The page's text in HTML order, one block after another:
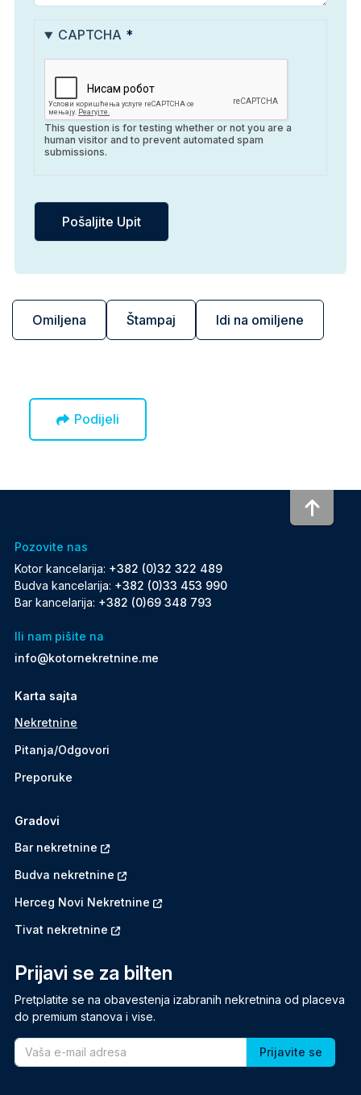
Omiljena Štampaj Idi na omiljene
CAPTCHA
This question is for testing whether or not you are a
human visitor and to prevent automated spam
submissions.
Podijeli
Pozovite nas
Kotor kancelarija: +382 (0)32 322 489
Budva kancelarija: +382 (0)33 453 990
Bar kancelarija: +382 (0)69 348 793
Ili nam pišite na
info@kotornekretnine.me
Karta sajta
Nekretnine
Pitanja/Odgovori
Preporuke
Gradovi
Bar nekretnine
Budva nekretnine
Herceg Novi Nekretnine
Tivat nekretnine
Prijavi se za bilten
Pretplatite se na obavestenja izabranih nekretnina od placeva
do premium stanova i vise.
Email
To